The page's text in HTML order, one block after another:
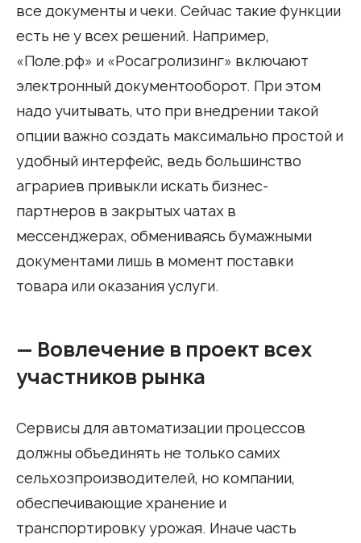
все документы и чеки. Сейчас такие функции
есть не у всех решений. Например,
«Поле.рф» и «Росагролизинг» включают
электронный документооборот. При этом
надо учитывать, что при внедрении такой
опции важно создать максимально простой и
удобный интерфейс, ведь большинство
аграриев привыкли искать бизнес-
партнеров в закрытых чатах в
мессенджерах, обмениваясь бумажными
документами лишь в момент поставки
товара или оказания услуги.
— Вовлечение в проект всех
участников рынка
Сервисы для автоматизации процессов
должны объединять не только самих
сельхозпроизводителей, но компании,
обеспечивающие хранение и
транспортировку урожая. Иначе часть